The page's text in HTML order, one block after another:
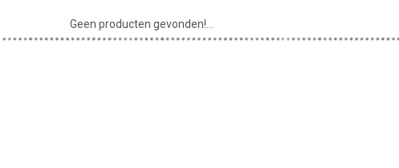
Geen producten gevonden!...